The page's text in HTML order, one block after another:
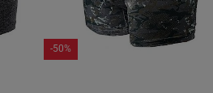
-50%